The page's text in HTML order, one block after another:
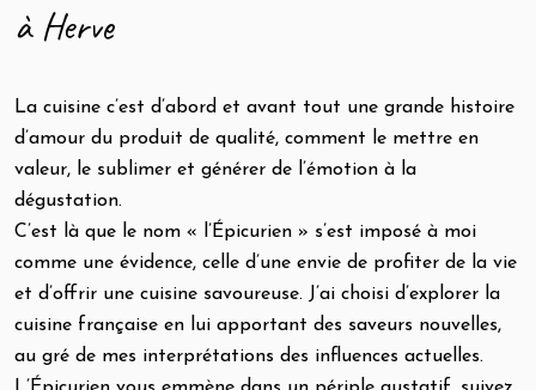
à Herve
La cuisine c’est d’abord et avant tout une grande histoire
d’amour du produit de qualité, comment le mettre en
valeur, le sublimer et générer de l’émotion à la
dégustation.
C’est là que le nom « l’Épicurien » s’est imposé à moi
comme une évidence, celle d’une envie de profiter de la vie
et d’offrir une cuisine savoureuse. J’ai choisi d’explorer la
cuisine française en lui apportant des saveurs nouvelles,
au gré de mes interprétations des influences actuelles.